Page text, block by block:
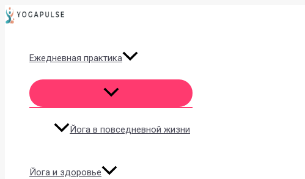
Перейти
к
Ежедневная практика
Йога в повседневной жизни
Йога и здоровье